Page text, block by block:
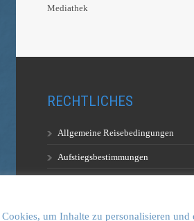
Mediathek
RECHTLICHES
Allgemeine Reisebedingungen
Aufstiegsbestimmungen
um Inhalte zu personalisieren